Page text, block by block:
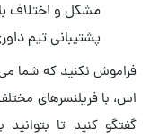
مشکل و اختلاف
پشتیبانی تیم
فراموش نکنید که شما
اس، با فریلنسرهای
گفتگو کنید تا